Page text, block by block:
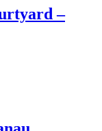
–